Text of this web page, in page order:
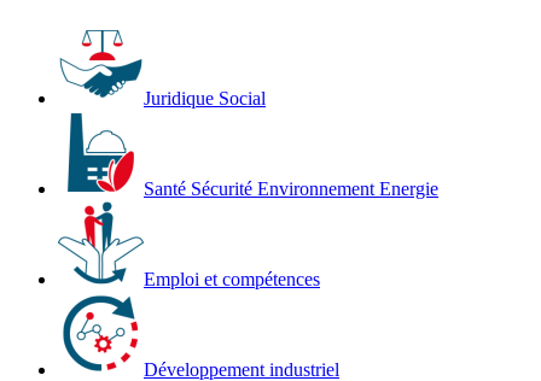
Juridique Social
Santé Sécurité Environnement Energie
Emploi et compétences
Développement industriel